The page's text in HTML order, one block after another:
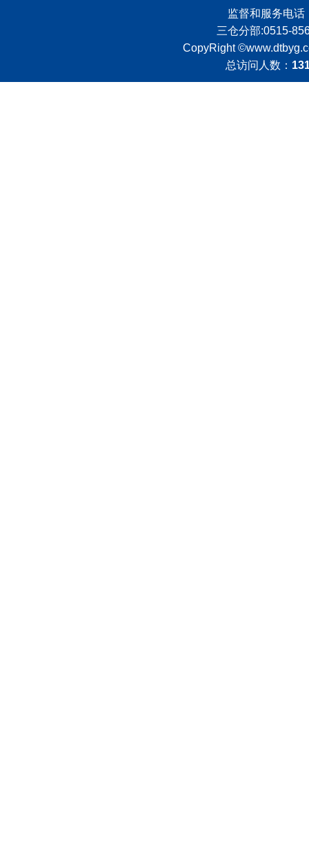
监督和服务电
三仓分部:0515-
CopyRight ©
总访问人数：